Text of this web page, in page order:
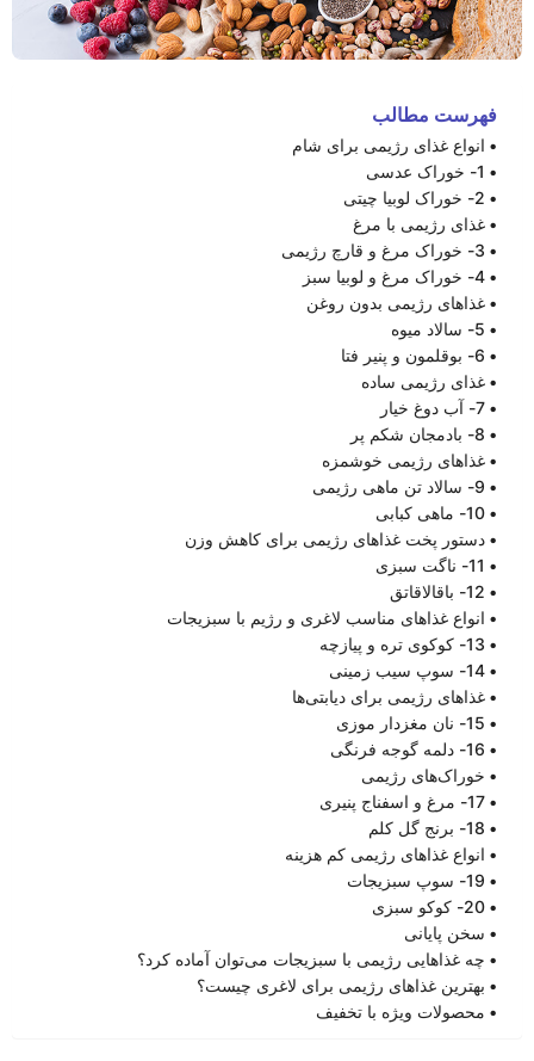
فهرست مطالب
انواع غذای رژیمی برای شام
1- خوراک عدسی
2- خوراک لوبیا چیتی
غذای رژیمی با مرغ
3- خوراک مرغ و قارچ رژیمی
4- خوراک مرغ و لوبیا سبز
غذاهای رژیمی بدون روغن
5- سالاد میوه
6- بوقلمون و پنیر فتا
غذای رژیمی ساده
7- آب ‌دوغ خیار
8- بادمجان شکم پر
غذاهای رژیمی خوشمزه
9- سالاد تن ماهی رژیمی
10- ماهی کبابی
دستور پخت غذاهای رژیمی برای کاهش وزن
11- ناگت سبزی ‌
12- باقالاقاتق
انواع غذاهای مناسب لاغری و رژیم با سبزیجات
13- کوکوی تره و پیازچه
14- سوپ سیب زمینی
غذاهای رژیمی برای دیابتی‌ها
15- نان مغزدار موزی
16- دلمه گوجه فرنگی
خوراک‌های رژیمی
17- مرغ و اسفناج پنیری
18- برنج گل کلم
انواع غذاهای رژیمی کم هزینه
19- سوپ سبزیجات
20- کوکو سبزی
سخن پایانی
چه غذاهایی رژیمی با سبزیجات می‌توان آماده کرد؟
بهترین غذاهای رژیمی برای لاغری چیست؟
محصولات ویژه با تخفیف